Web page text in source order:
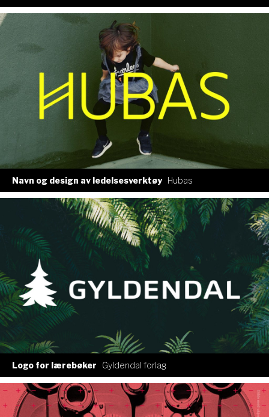
Navn og design av ledelsesverktøy Hubas
Logo for lærebøker Gyldendal forlag